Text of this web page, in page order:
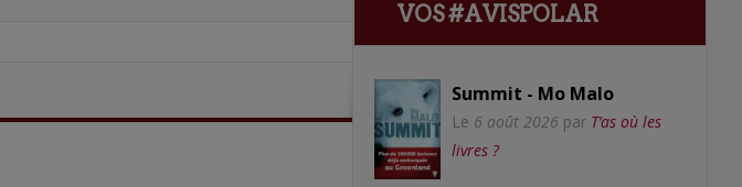
VOS #AVISPOLAR
Summit - Mo Malo
Le 6 août 2026 par T’as où les
livres ?